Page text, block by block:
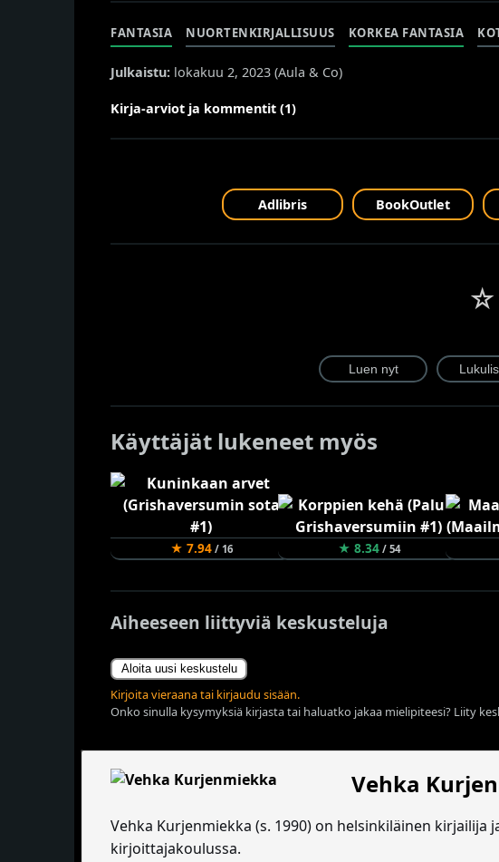
FANTASIA NUORTENKIRJALLISUUS KORKEA FANTASIA
Julkaistu: lokakuu 2, 2023 (Aula & Co)
Kirja-arviot ja kommentit (1)
Adlibris BookOutlet
☆
Käyttäjät lukeneet myös
★ 7.94/ 16 ★ 8.34/ 54
Aiheeseen liittyviä keskusteluja
Aloita uusi keskustelu
Kirjoita vieraana tai kirjaudu sisään.
Onko sinulla kysymyksiä kirjasta tai haluatko jakaa mielipiteesi? Liity
Vehka
Vehka Kurjenmiekka (s. 1990) on helsinkiläinen
kirjoittajakoulussa.